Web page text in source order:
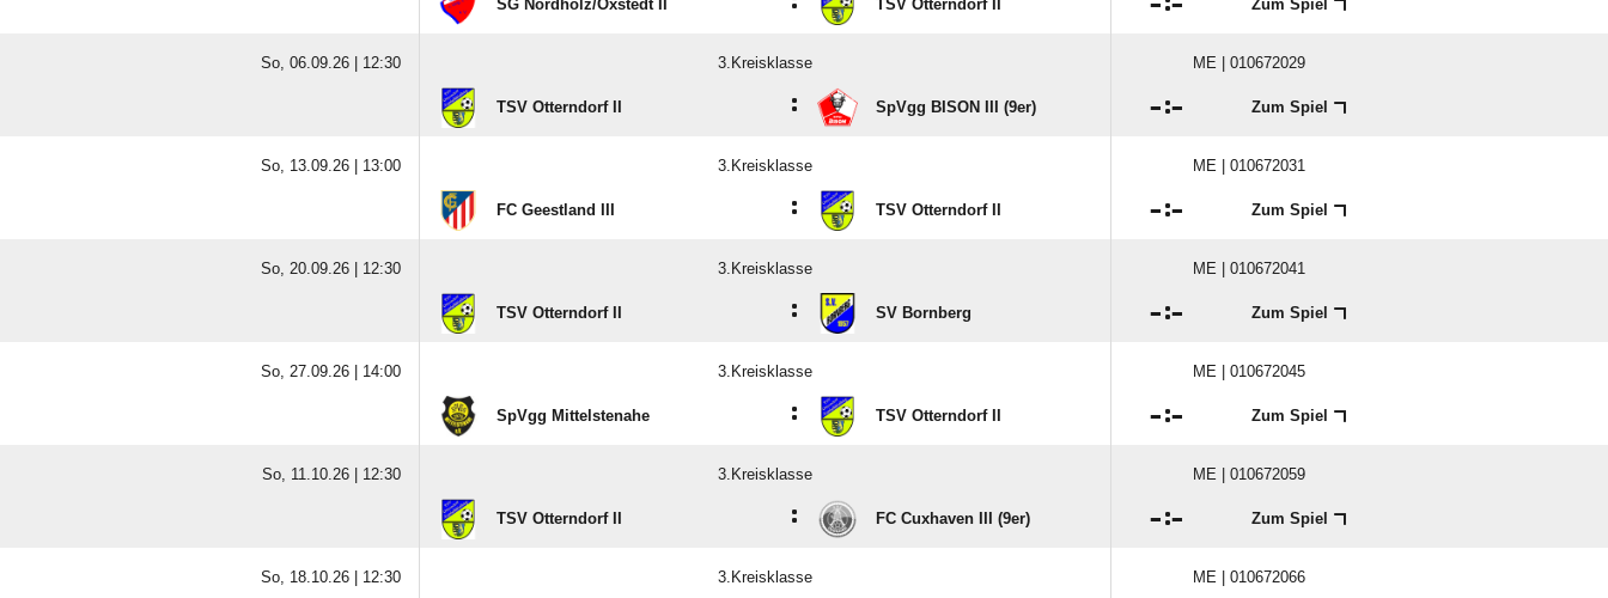
SG Nordholz/​Oxstedt II TSV Otterndorf II Zum Spiel
So, 06.09.26 | 12:30 3.Kreisklasse ME | 010672029
TSV Otterndorf II : SpVgg BISON III (9er) : Zum Spiel
So, 13.09.26 | 13:00 3.Kreisklasse ME | 010672031
FC Geestland III : TSV Otterndorf II : Zum Spiel
So, 20.09.26 | 12:30 3.Kreisklasse ME | 010672041
TSV Otterndorf II : SV Bornberg : Zum Spiel
So, 27.09.26 | 14:00 3.Kreisklasse ME | 010672045
SpVgg Mittelstenahe : TSV Otterndorf II : Zum Spiel
So, 11.10.26 | 12:30 3.Kreisklasse ME | 010672059
TSV Otterndorf II : FC Cuxhaven III (9er) : Zum Spiel
So, 18.10.26 | 12:30 3.Kreisklasse ME | 010672066